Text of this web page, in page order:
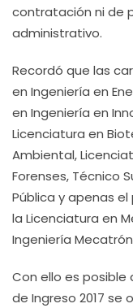
contratación ni de
administrativo.
Recordó que las
en Ingeniería en
en Ingeniería en
Licenciatura en
Ambiental,
Forenses, Técnico
Pública y apenas
la Licenciatura en
Ingeniería
Con ello es
de Ingreso 2017 se